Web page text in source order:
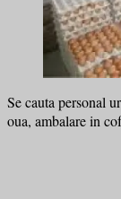
Se cauta personal
oua, ambalare in